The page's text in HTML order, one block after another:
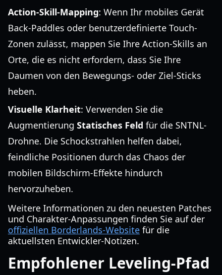
Action-Skill-Mapping: Wenn Ihr mobiles Gerät
Back-Paddles oder benutzerdefinierte Touch-
Zonen zulässt, mappen Sie Ihre Action-Skills an
Orte, die es nicht erfordern, dass Sie Ihre
Daumen von den Bewegungs- oder Ziel-Sticks
heben.
Visuelle Klarheit: Verwenden Sie die
Augmentierung Statisches Feld für die SNTNL-
Drohne. Die Schockstrahlen helfen dabei,
feindliche Positionen durch das Chaos der
mobilen Bildschirm-Effekte hindurch
hervorzuheben.
Weitere Informationen zu den neuesten Patches
und Charakter-Anpassungen finden Sie auf der
offiziellen Borderlands-Website für die
aktuellsten Entwickler-Notizen.
Empfohlener Leveling-Pfad